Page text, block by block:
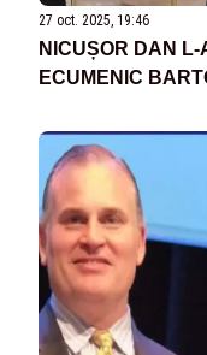
27 oct. 2025, 19:46
NICUȘOR DAN
ECUMENIC